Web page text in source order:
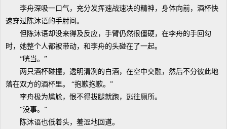
李舟深吸一口气，充分发挥速战速决的精神，身体向前，酒杯快
速穿过陈沐语的手肘间。
但陈沐语却没来得及反应，手臂仍然很僵硬，在李舟的手回勾
时，她整个人都被带动，和李舟的头碰在了一起。
“咣当。”
两只酒杯碰撞，透明清冽的白酒，在空中交融，然后不分彼此地
落在双方的酒杯里。 “抱歉抱歉。”
李舟极为尴尬，恨不得拔腿就跑，逃往厕所。
“没事。”
陈沐语也低着头，羞涩地回道。